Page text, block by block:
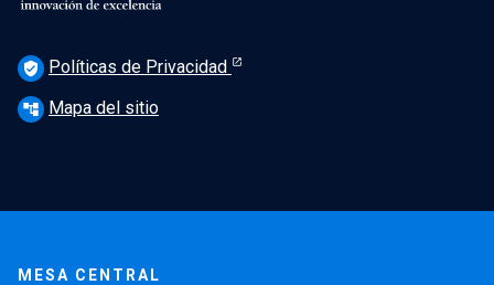
verified_user Políticas de Privacidad
account_tree Mapa del sitio
MESA CENTRAL